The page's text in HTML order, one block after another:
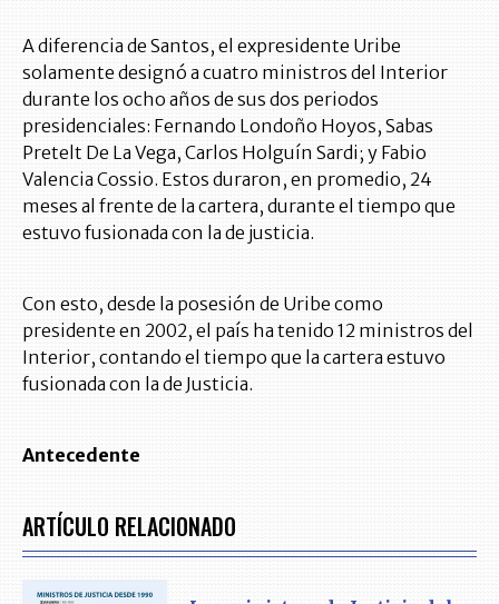
A diferencia de Santos, el expresidente Uribe
solamente designó a cuatro ministros del Interior
durante los ocho años de sus dos periodos
presidenciales: Fernando Londoño Hoyos, Sabas
Pretelt De La Vega, Carlos Holguín Sardi; y Fabio
Valencia Cossio. Estos duraron, en promedio, 24
meses al frente de la cartera, durante el tiempo que
estuvo fusionada con la de justicia.
Con esto, desde la posesión de Uribe como
presidente en 2002, el país ha tenido 12 ministros del
Interior, contando el tiempo que la cartera estuvo
fusionada con la de Justicia.
Antecedente
ARTÍCULO RELACIONADO